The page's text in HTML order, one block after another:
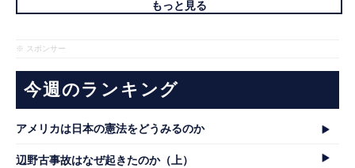
もっと見る
※ スポンサー
今週のランキング
アメリカは日本の憲法をどうみるのか
辺野古事故はなぜ起きたのか（上）